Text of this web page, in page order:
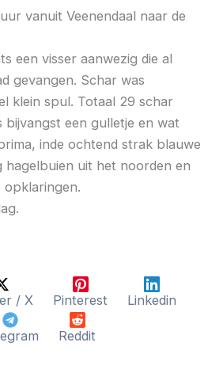
vanuit Veenendaal naar de
een visser aanwezig die al
gevangen. Schar was
klein spul. Totaal 29 schar
bijvangst een gulletje en wat
inde ochtend strak blauwe
hagelbuien uit het noorden en
opklaringen.
/ X Pinterest Linkedin
Reddit